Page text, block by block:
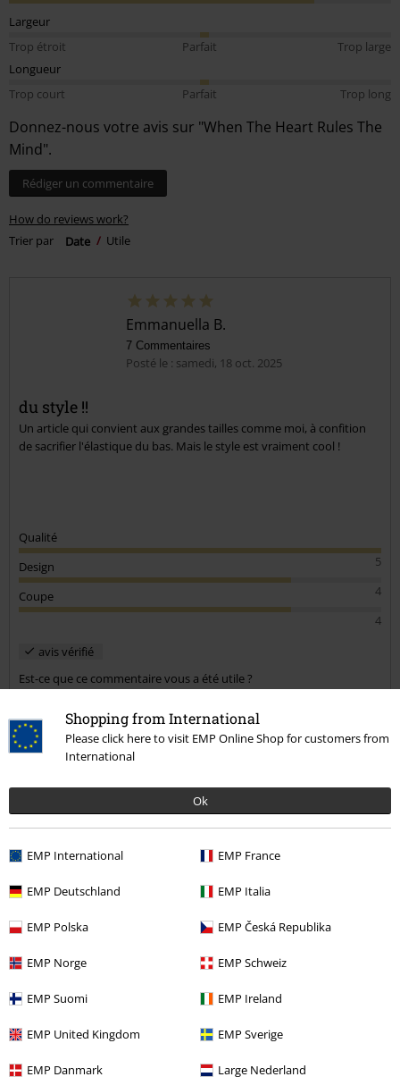
Shopping from International
Please click here to visit EMP Online Shop for customers from
International
Ok
EMP International EMP France
EMP Deutschland EMP Italia
EMP Polska EMP Česká Republika
EMP Norge EMP Schweiz
EMP Suomi EMP Ireland
EMP United Kingdom EMP Sverige
EMP Danmark Large Nederland
Largeur
Trop étroit
Parfait
Trop large
Longueur
Trop court
Parfait Trop long
Donnez-nous votre avis sur "When The Heart Rules The
Mind".
Rédiger un commentaire
How do reviews work?
Trier par
Date Utile
Emmanuella B.
7 Commentaires
Posté le : samedi, 18 oct. 2025
du style !!
Un article qui convient aux grandes tailles comme moi, à confition
de sacrifier l'élastique du bas. Mais le style est vraiment cool !
Qualité
5
Design
4
Coupe
4
avis vérifié
Est-ce que ce commentaire vous a été utile ?
4 Commentaires
Posté le : mercredi, 2 juin 2021
Taille achetée: 4XL
Je suis déçue de mon achat
Le t shirt rouge et noir se déchire au niveau de l élastique sans s être
Je l ai mis 3 fois seulement
Donc trop cher pour cette médiocre qualité
Qualité